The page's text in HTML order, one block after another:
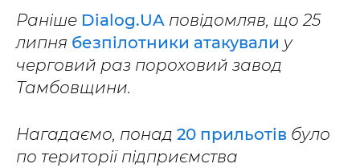
Раніше Dialog.UA повідомляв, що 25
липня безпілотники атакували у
черговий раз пороховий завод
Тамбовщини.
Нагадаємо, понад 20 прильотів було
по території підприємства